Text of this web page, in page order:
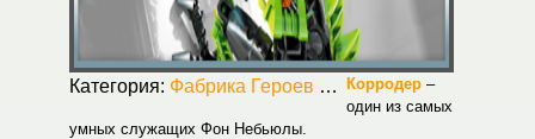
Категория: Фабрика Героев Опубликовано:
Корродер –
один из самых
умных служащих Фон Небьюлы.